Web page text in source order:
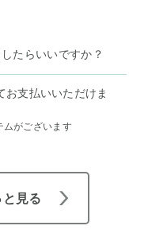
たらいいですか？
お支払いいただけま
がございます
見る